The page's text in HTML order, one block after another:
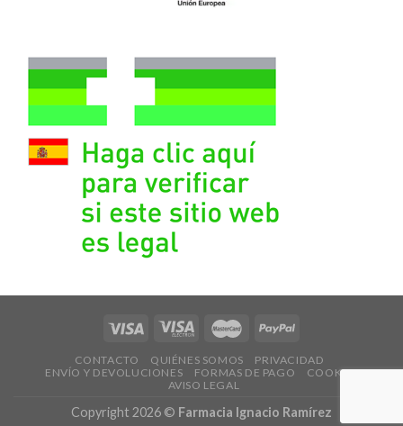
CONTACTO QUIÉNES SOMOS
PRIVACIDAD
ENVÍO Y DEVOLUCIONES
FORMAS DE PAGO
COOKIES
AVISO LEGAL
Copyright 2026 © Farmacia Ignacio Ramírez